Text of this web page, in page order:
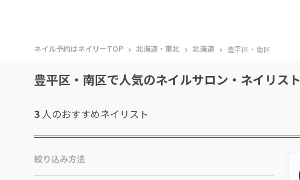
ネイル予約はネイリーTOP › 北海道・東北 › 北海道 › 豊平区・南区
豊平区・南区で人気のネイルサロン・ネイリスト
3 人のおすすめネイリスト
絞り込み方法